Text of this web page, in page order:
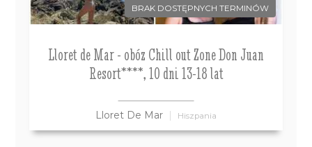
BRAK DOSTĘPNYCH TERMINÓW
Lloret de Mar - obóz Chill out Zone Don Juan
Resort****, 10 dni 13-18 lat
Lloret De Mar Hiszpania